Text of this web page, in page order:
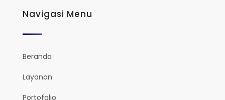
Navigasi Menu
Beranda
Layanan
Portofolio